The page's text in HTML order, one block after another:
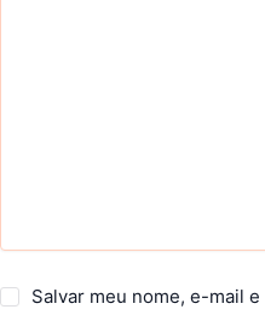
Salvar meu nome, e-mail